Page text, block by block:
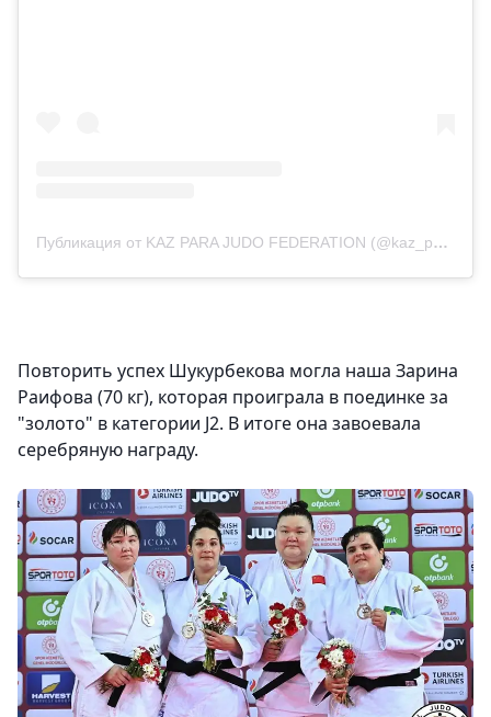
Публикация от KAZ PARA JUDO FEDERATION (@kaz_para_judo)
Повторить успех Шукурбекова могла наша Зарина
Раифова (70 кг), которая проиграла в поединке за
"золото" в категории J2. В итоге она завоевала
серебряную награду.